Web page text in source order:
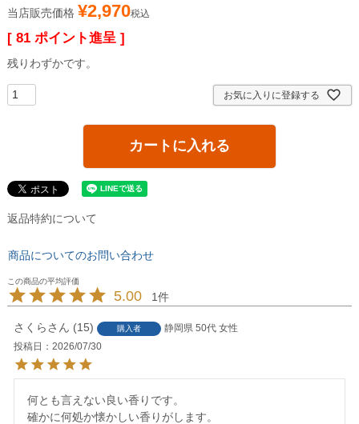
当店販売価格 ¥2,970税込
[ 81 ポイント進呈 ]
残りわずかです。
お気に入りに登録する
カートに入れる
返品特約について
商品についてのお問い合わせ
5.00 1
さくら 15 購入者 静岡県 50代 女性
投稿日
2026/07/30
何とも言えない良い香りです。
確かに何処か懐かしい香りがします。